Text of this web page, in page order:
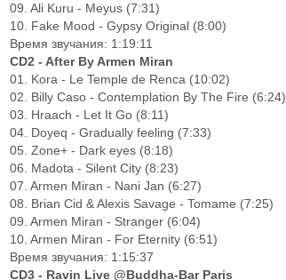
09. Ali Kuru - Meyus (7:31)
10. Fake Mood - Gypsy Original (8:00)
Время звучания: 1:19:11
CD2 - After By Armen Miran
01. Kora - Le Temple de Renca (10:02)
02. Billy Caso - Contemplation By The Fire (6:24)
03. Hraach - Let It Go (8:11)
04. Doyeq - Gradually feeling (7:33)
05. Zone+ - Dark eyes (8:18)
06. Madota - Silent City (8:23)
07. Armen Miran - Nani Jan (6:27)
08. Brian Cid & Alexis Savage - Tomame (7:25)
09. Armen Miran - Stranger (6:04)
10. Armen Miran - For Eternity (6:51)
Время звучания: 1:15:37
CD3 - Ravin Live @Buddha-Bar Paris